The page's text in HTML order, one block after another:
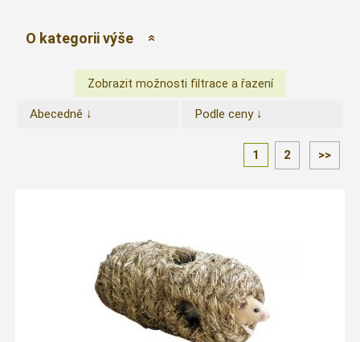
O kategorii výše
Abecedně ↓ Podle ceny ↓
1 2 >>